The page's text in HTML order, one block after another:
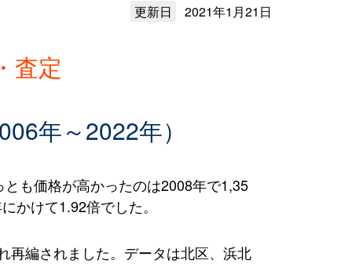
更新日 2021年1月21日
査定
年～2022年）
も価格が高かったのは2008年で1,35
かけて1.92倍でした。
再編されました。データは北区、浜北